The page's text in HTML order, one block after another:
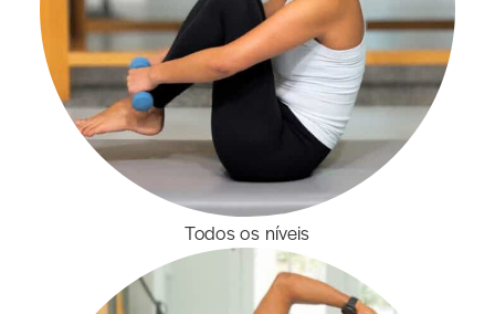
Todos os níveis